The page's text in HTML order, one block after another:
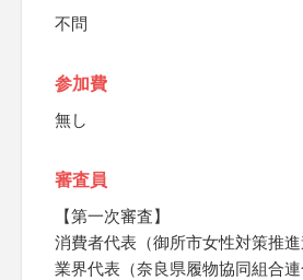
不問
参加費
無し
審査員
【第一次審査】
消費者代表（御所市女性対策推進
業界代表（奈良県履物協同組合連